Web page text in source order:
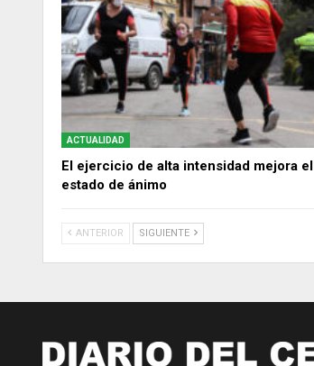
ACTUALIDAD
El ejercicio de alta intensidad mejora el
estado de ánimo
ANTERIOR SIGUIENTE